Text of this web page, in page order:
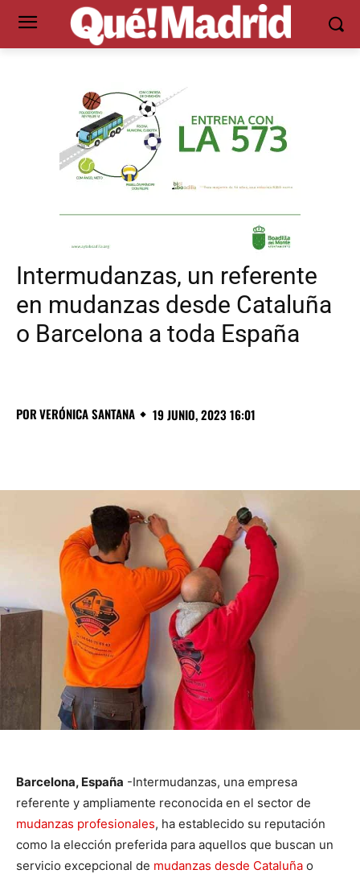
Intermudanzas, un referente
en mudanzas desde Cataluña
o Barcelona a toda España
PORVERÓNICA SANTANA 19 JUNIO, 2023 16:01
Barcelona, España -Intermudanzas, una empresa
referente y ampliamente reconocida en el sector de
mudanzas profesionales, ha establecido su reputación
como la elección preferida para aquellos que buscan un
servicio excepcional de mudanzas desde Cataluña o